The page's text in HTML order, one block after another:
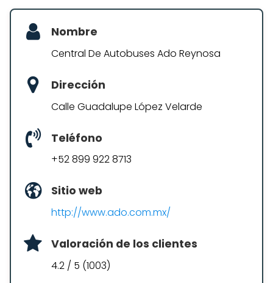
Nombre
Central De Autobuses Ado Reynosa
Dirección
Calle Guadalupe López Velarde
Teléfono
+52 899 922 8713
Sitio web
http://www.ado.com.mx/
Valoración de los clientes
4.2 / 5 (1003)